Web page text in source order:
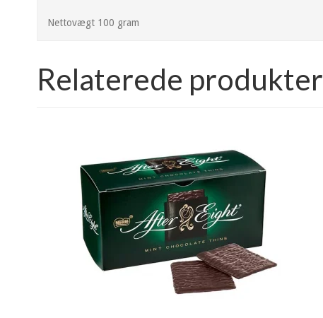
Nettovægt 100 gram
Relaterede produkter